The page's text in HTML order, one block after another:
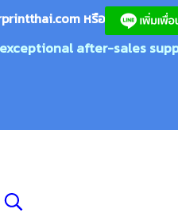
tthai.com หรือ
after-sales